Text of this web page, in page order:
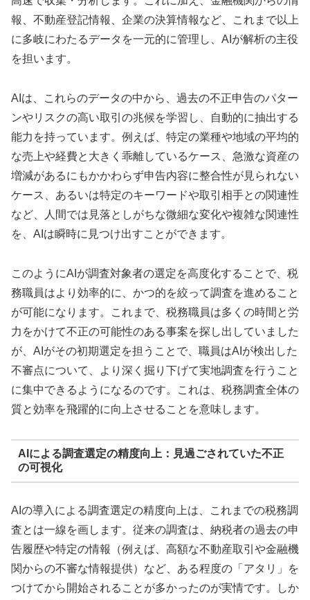
報、不動産登記情報、企業の決算情報など、これまで以上
に多岐にわたるデータを一元的に管理し、AIが解析の主役
を担います。
AIは、これらのデータの中から、過去の不正申告のパター
ンやリスクの高い取引の兆候を学習し、自動的に抽出する
能力を持っています。例えば、特定の業種や地域の平均的
な売上や経費と大きく乖離しているケース、急激な資産の
増減があるにもかかわらず申告内容に整合性が見られない
ケース、あるいは特定のキーワードや取引相手との関連性
など、人間では見落としがちな微細な変化や複雑な関連性
を、AIは瞬時に見つけ出すことができます。
このようにAIが調査対象者の選定を高度化することで、税
務職員はより効率的に、かつ的を絞って調査を進めること
が可能になります。これまで、税務職員は多くの時間と労
力をかけて不正の可能性のある事案を探し出していました
が、AIがその初期選定を担うことで、職員はAIが検出した
不審点について、より深く掘り下げて実地調査を行うこと
に集中できるようになるのです。これは、税務調査全体の
質と効率を飛躍的に向上させることを意味します。
AIによる調査選定の精度向上：見過ごされていた不正
の可視化
AIの導入による調査選定の精度向上は、これまでの税務調
査とは一線を画します。従来の調査は、納税者の過去の申
告履歴や特定の情報（例えば、高額な不動産取引や金融機
関からの不審な情報提供）など、ある程度の「アタリ」を
つけてから開始されることが多かったのが実情です。しか